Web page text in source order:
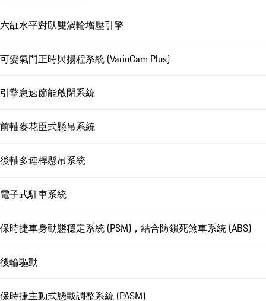
六缸水平對臥雙渦輪增壓引擎
可變氣門正時與揚程系統 (VarioCam Plus)
引擎怠速節能啟閉系統
前軸麥花臣式懸吊系統
後軸多連桿懸吊系統
電子式駐車系統
保時捷車身動態穩定系統 (PSM)，結合防鎖死煞車系統 (ABS)
後輪驅動
保時捷主動式懸載調整系統 (PASM)